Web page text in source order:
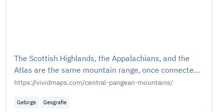
The Scottish Highlands, the Appalachians, and the
Atlas are the same mountain range, once connected
as the Central Pangean Mountains - Vivid Maps
https://vividmaps.com/central-pangean-mountains/
Gebirge
Geografie